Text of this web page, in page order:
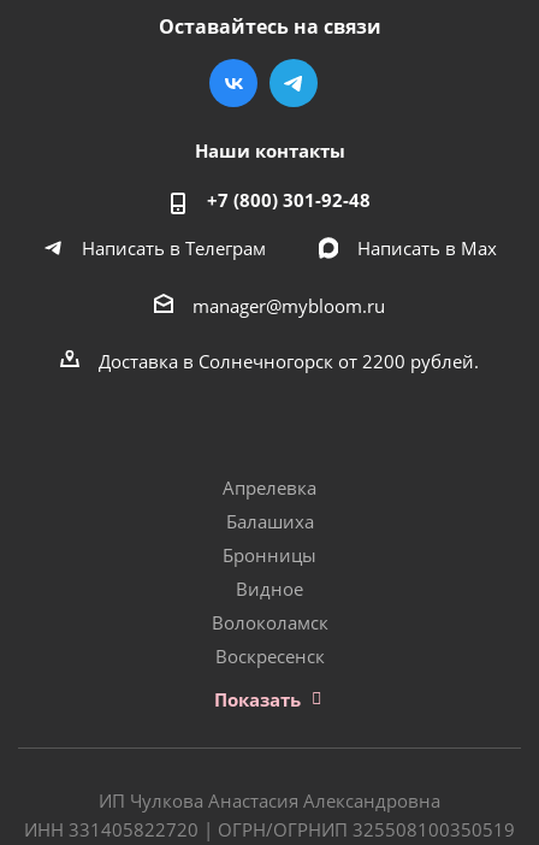
Оставайтесь на связи
Наши контакты
+7 (800) 301-92-48
Написать в Телеграм
Написать в Мах
manager@mybloom.ru
Доставка в Солнечногорск от 2200 рублей.
Апрелевка
Балашиха
Бронницы
Видное
Волоколамск
Воскресенск
Показать
ИП Чулкова Анастасия Александровна
ИНН 331405822720 | ОГРН/ОГРНИП 325508100350519